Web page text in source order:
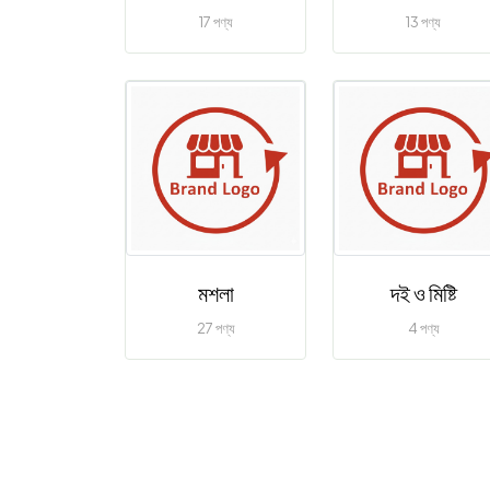
17 পণ্য 13 পণ্য
মশলা
27 পণ্য
দই ও মিষ্টি
4 পণ্য